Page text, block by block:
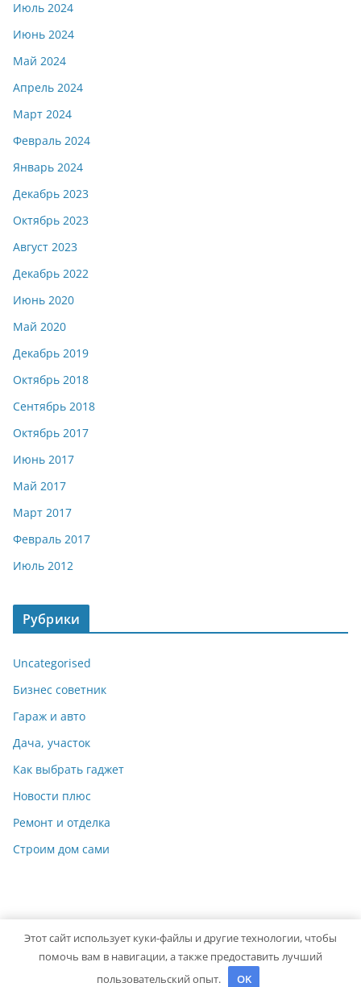
Июль 2024
Июнь 2024
Май 2024
Апрель 2024
Март 2024
Февраль 2024
Январь 2024
Декабрь 2023
Октябрь 2023
Август 2023
Декабрь 2022
Июнь 2020
Май 2020
Декабрь 2019
Октябрь 2018
Сентябрь 2018
Октябрь 2017
Июнь 2017
Май 2017
Март 2017
Февраль 2017
Июль 2012
Рубрики
Uncategorised
Бизнес советник
Гараж и авто
Дача, участок
Как выбрать гаджет
Новости плюс
Ремонт и отделка
Строим дом сами
Copyright © 2026 Идеальный ремонт. Powered byColorMag
Этот сайт использует куки-файлы и другие технологии, чтобы
помочь вам в навигации, а также предоставить лучший
пользовательский опыт.
OK